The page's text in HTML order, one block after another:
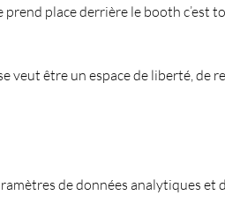
prend place derrière le booth
veut être un espace de liberté, de
de données analytiques et